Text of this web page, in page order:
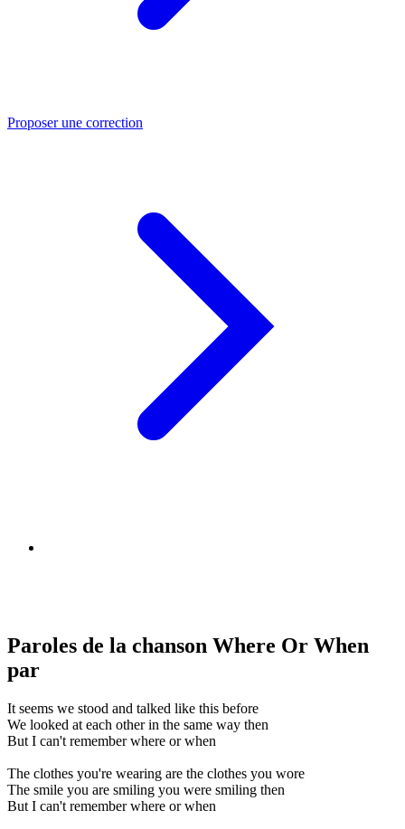
Proposer une correction
Paroles de la chanson Where Or When
par
It seems we stood and talked like this before
We looked at each other in the same way then
But I can't remember where or when
The clothes you're wearing are the clothes you wore
The smile you are smiling you were smiling then
But I can't remember where or when